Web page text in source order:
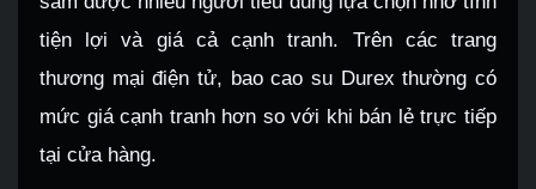
tiện lợi và giá cả cạnh tranh. Trên các trang
thương mại điện tử, bao cao su Durex thường có
mức giá cạnh tranh hơn so với khi bán lẻ trực tiếp
tại cửa hàng.